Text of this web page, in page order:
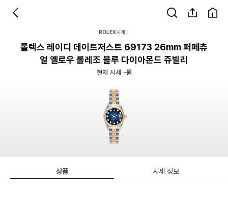
ROLEX시계
롤렉스 레이디 데이트저스트 69173 26mm 퍼페츄
얼 옐로우 롤레조 블루 다이아몬드 쥬빌리
현재 시세 -원
상품 시세 정보